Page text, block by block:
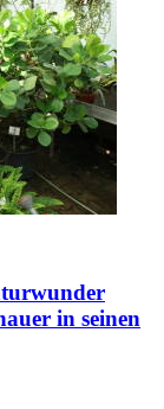
in seinen